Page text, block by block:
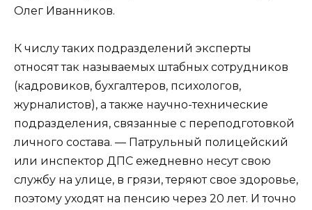
Олег Иванников.
К числу таких подразделений эксперты
относят так называемых штабных сотрудников
(кадровиков, бухгалтеров, психологов,
журналистов), а также научно-технические
подразделения, связанные с переподготовкой
личного состава. — Патрульный полицейский
или инспектор ДПС ежедневно несут свою
службу на улице, в грязи, теряют свое здоровье,
поэтому уходят на пенсию через 20 лет. И точно